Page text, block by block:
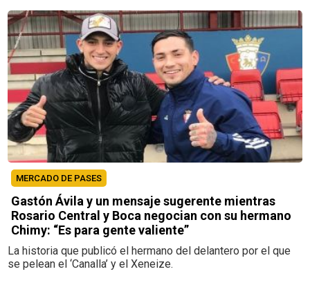
MERCADO DE PASES
Gastón Ávila y un mensaje sugerente mientras
Rosario Central y Boca negocian con su hermano
Chimy: “Es para gente valiente”
La historia que publicó el hermano del delantero por el que
se pelean el ‘Canalla’ y el Xeneize.